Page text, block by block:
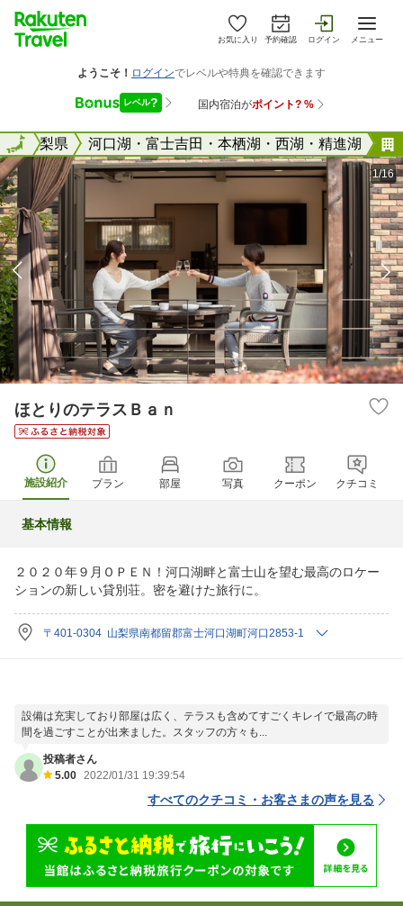
お気に入り 予約確認 ログイン メニュー
全国 山梨県 河口湖・富士吉田・本栖湖・西湖・精進湖
全国
1/16
ほとりのテラスＢａｎ
施設紹介 プラン 部屋 写真 クーポン クチコミ
基本情報
２０２０年９月ＯＰＥＮ！河口湖畔と富士山を望む最高のロケー
ションの新しい貸別荘。密を避けた旅行に。
〒401-0304 山梨県南都留郡富士河口湖町河口2853-1
設備は充実しており部屋は広く、テラスも含めてすごくキレイで最高の時
間を過ごすことが出来ました。スタッフの方々も...
投稿者さん
5.00 2022/01/31 19:39:54
すべてのクチコミ・お客さまの声を見る